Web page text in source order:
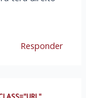
Responder